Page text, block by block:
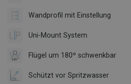
Wandprofil mit Einstellung
Uni-Mount System
Flügel um 180º schwenkbar
Schützt vor Spritzwasser